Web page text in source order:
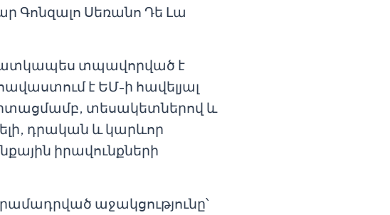
Գոնզալո Սեռանո Դե Լա
հատկապես տպավորված է
է ԵՄ-ի հավելյալ
տեսակետներով և
դրական և կարևոր
իրավունքների
աջակցությունը՝